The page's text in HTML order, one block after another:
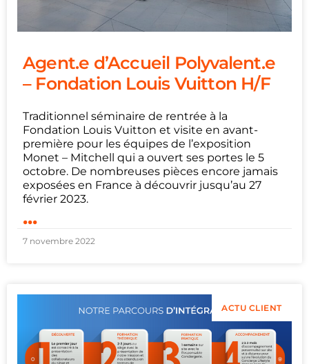
Agent.e d’Accueil Polyvalent.e
– Fondation Louis Vuitton H/F
Traditionnel séminaire de rentrée à la
Fondation Louis Vuitton et visite en avant-
première pour les équipes de l’exposition
Monet – Mitchell qui a ouvert ses portes le 5
octobre. De nombreuses pièces encore jamais
exposées en France à découvrir jusqu’au 27
février 2023.
...
7 novembre 2022
ACTU CLIENT